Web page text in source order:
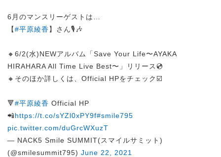
6月のマンスリーゲストは…
【#平原綾香】さん🎙️🎶
🔸6/2(水)NEWアルバム「Save Your Life〜AYAKA
HIRAHARA All Time Live Best〜」リリース💿
🔸そのほか詳しくは、Official HPをチェック☑️
🔻#平原綾香 Official HP
📲https://t.co/sYZl0xPY9f#smile795
pic.twitter.com/duGrcWXuzT
— NACK5 Smile SUMMIT(スマイルサミット)
(@smilesummit795) June 22, 2021